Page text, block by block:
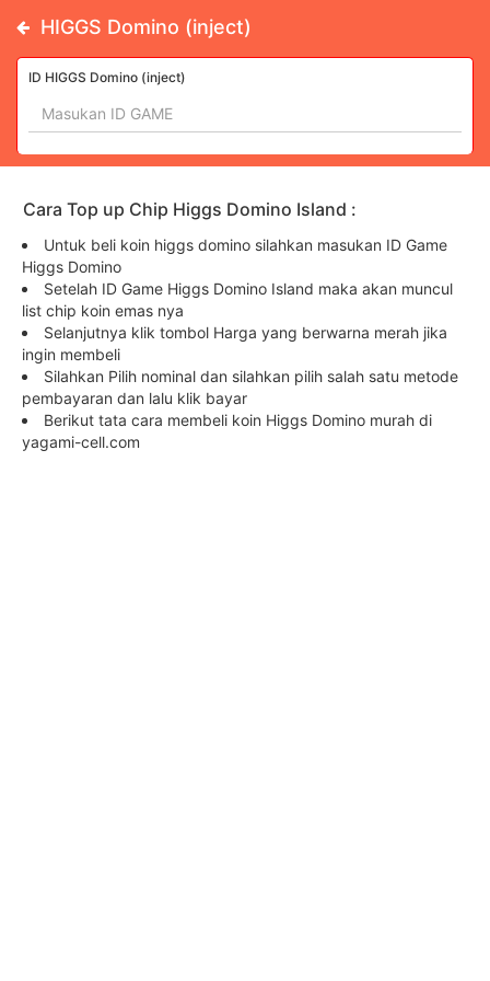
HIGGS Domino (inject)
ID HIGGS Domino (inject)
Cara Top up Chip Higgs Domino Island :
Untuk beli koin higgs domino silahkan masukan ID Game
Higgs Domino
Setelah ID Game Higgs Domino Island maka akan muncul
list chip koin emas nya
Selanjutnya klik tombol Harga yang berwarna merah jika
ingin membeli
Silahkan Pilih nominal dan silahkan pilih salah satu metode
pembayaran dan lalu klik bayar
Berikut tata cara membeli koin Higgs Domino murah di
yagami-cell.com